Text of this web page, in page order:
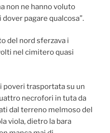
non ne hanno voluto
pagare qualcosa”.
del nord sferzava i
nel cimitero quasi
poveri trasportata su un
necrofori in tuta da
dal terreno melmoso del
viola, dietro la bara